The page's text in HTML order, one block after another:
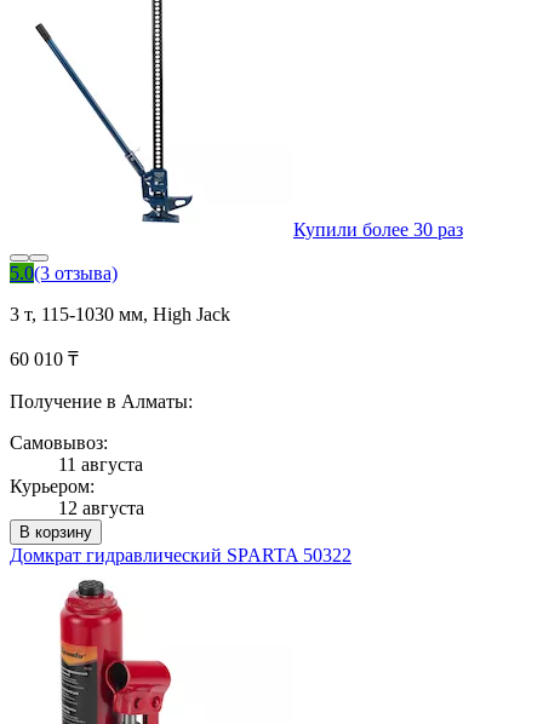
Купили более 30 раз
5.0(3 отзыва)
3 т, 115-1030 мм, High Jack
60 010 ₸
Получение в Алматы:
Самовывоз:
11 августа
Курьером:
12 августа
В корзину
Домкрат гидравлический SPARTA 50322